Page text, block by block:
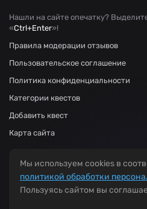
Нашли на сайте опечатку?
«Ctrl+Enter»!
Правила модерации отзывов
Пользовательское соглашение
Политика конфиденциальности
Категории квестов
Добавить квест
Карта сайта
Мы используем cookies в
политикой обработки
Пользуясь сайтом вы